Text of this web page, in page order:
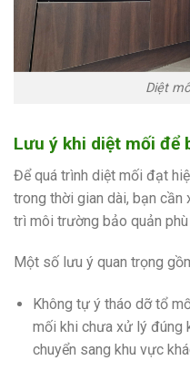
Diệt
Lưu ý khi diệt mối để
Để quá trình diệt mối đạt
trong thời gian dài, bạn
trì môi trường bảo quản
Một số lưu ý quan trọng
Không tự ý tháo dỡ tổ
mối khi chưa xử lý đúng
chuyển sang khu vực